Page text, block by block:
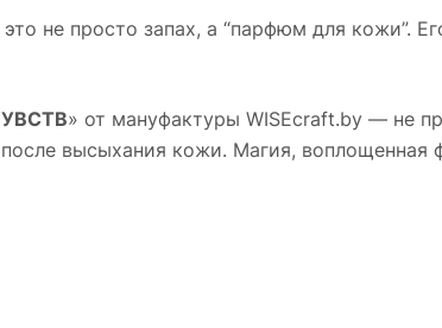
не просто запах, а “парфюм для кожи”.
» от мануфактуры WISEcraft.by — не
высыхания кожи. Магия, воплощенная